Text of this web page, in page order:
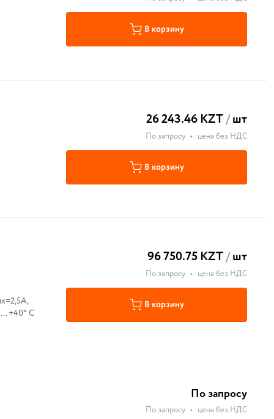
В корзину
26 243.46 KZT/шт
По запросу • цена без НДС
В корзину
+40° С
96 750.75 KZT/шт
По запросу • цена без НДС
В корзину
По запросу
По запросу • цена без НДС